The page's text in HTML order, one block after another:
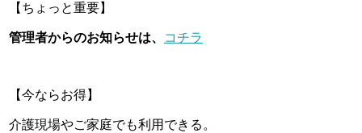
【ちょっと重要】
管理者からのお知らせは、 コチラ
【今ならお得】
介護現場やご家庭でも利用できる。